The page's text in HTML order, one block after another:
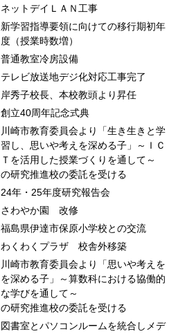
ネットデイＬＡＮ工事
新学習指導要領に向けての移行期初年
度（授業時数増）
普通教室冷房設備
テレビ放送地デジ化対応工事完了
岸秀子校長、本校教頭より昇任
創立40周年記念式典
川崎市教育委員会より「生き生きと学
習し、思いや考えを深める子」～ＩＣ
Ｔを活用した授業づくりを通して～
の研究推進校の委託を受ける
24年・25年度研究報告会
さわやか園 改修
福島県伊達市保原小学校との交流
わくわくプラザ 校舎外移築
川崎市教育委員会より「思いや考えを
を深める子」～算数科における協働的
な学びを通して～
の研究推進校の委託を受ける
図書室とパソコンルームを統合しメデ